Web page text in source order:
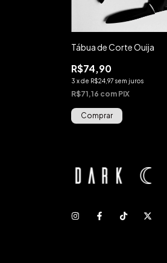
Tábua de Corte Ouija
R$74,90
3 xde R$24,97 sem juros
R$71,16 com PIX